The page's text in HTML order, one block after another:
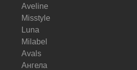
Aveline
Misstyle
Luna
Milabel
Avals
Ангела